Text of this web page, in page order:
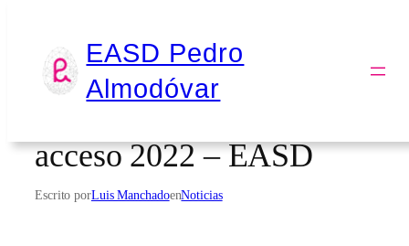
contenido
EASD Pedro
Almodóvar
Calendario de
acceso 2022 – EASD
Escrito porLuis ManchadoenNoticias